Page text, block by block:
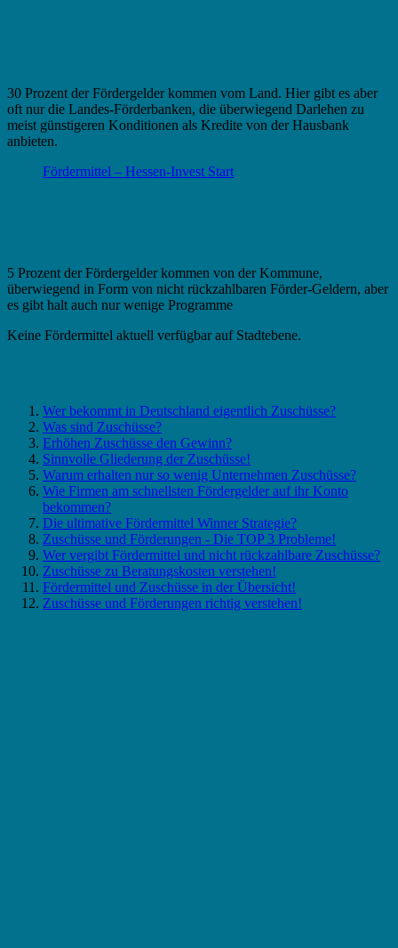
30 Prozent der Fördergelder kommen vom Land. Hier gibt es aber
oft nur die Landes-Förderbanken, die überwiegend Darlehen zu
meist günstigeren Konditionen als Kredite von der Hausbank
anbieten.
Fördermittel – Hessen-Invest Start
5 Prozent der Fördergelder kommen von der Kommune,
überwiegend in Form von nicht rückzahlbaren Förder-Geldern, aber
es gibt halt auch nur wenige Programme
Keine Fördermittel aktuell verfügbar auf Stadtebene.
Wer bekommt in Deutschland eigentlich Zuschüsse?
Was sind Zuschüsse?
Erhöhen Zuschüsse den Gewinn?
Sinnvolle Gliederung der Zuschüsse!
Warum erhalten nur so wenig Unternehmen Zuschüsse?
Wie Firmen am schnellsten Fördergelder auf ihr Konto
bekommen?
Die ultimative Fördermittel Winner Strategie?
Zuschüsse und Förderungen - Die TOP 3 Probleme!
Wer vergibt Fördermittel und nicht rückzahlbare Zuschüsse?
Zuschüsse zu Beratungskosten verstehen!
Fördermittel und Zuschüsse in der Übersicht!
Zuschüsse und Förderungen richtig verstehen!